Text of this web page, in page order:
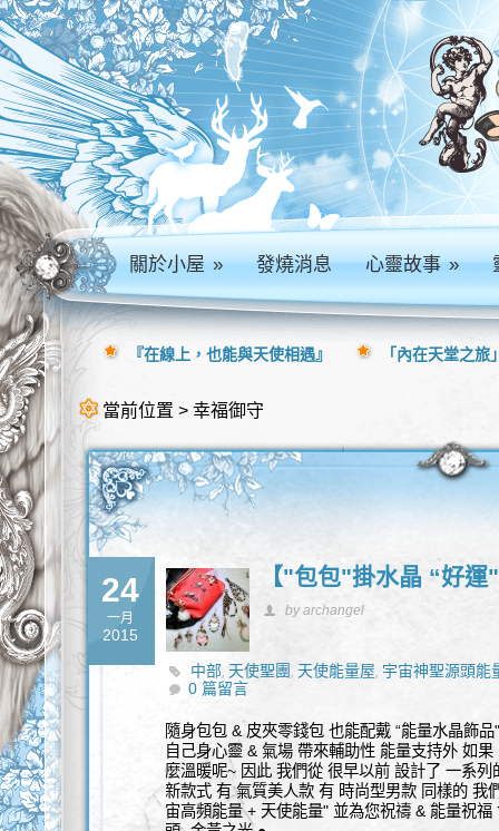
關於小屋» 發燒消息 心靈故事»
當前位置 > 幸福御守
24
一月
2015
【"包包"掛水晶 “好
by archangel
中部, 天使聖團, 天使能量屋, 宇宙神聖源頭能
飾品
0 篇留言
隨身包包 & 皮夾零錢包 也能配戴 “能量水晶飾
自己身心靈 & 氣場 帶來輔助性 能量支持外 如
麼溫暖呢~ 因此 我們從 很早以前 設計了 一系
新款式 有 氣質美人款 有 時尚型男款 同樣的 我
宙高頻能量 + 天使能量" 並為您祝禱 & 能量祝
『在線上，也能與天使相遇』 「內在天堂之